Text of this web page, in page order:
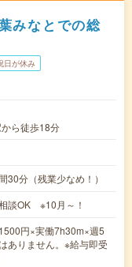
みなとでの総
日が休み
ら徒歩18分
分（残業少なめ！）
談OK ※10月～！
円×実働7h30m×週5
ありません。※給与即受